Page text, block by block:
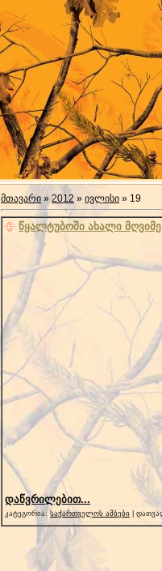
მთავარი » 2012 » ივლისი » 19
წყალტუბოში ახალი
დაწვრილებით...
კატეგორია:საქართველოს ამბები |